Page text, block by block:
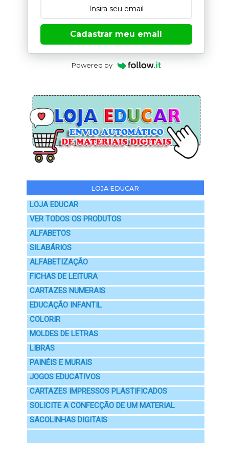
Cadastrar meu email
Powered by
LOJA EDUCAR
LOJA EDUCAR
VER TODOS OS PRODUTOS
ALFABETOS
SILABÁRIOS
ALFABETIZAÇÃO
FICHAS DE LEITURA
CARTAZES NUMERAIS
EDUCAÇÃO INFANTIL
COLORIR
MOLDES DE LETRAS
LIBRAS
PAINÉIS E MURAIS
JOGOS EDUCATIVOS
CARTAZES IMPRESSOS PLASTIFICADOS
SOLICITE A CONFECÇÃO DE UM MATERIAL
SACOLINHAS DIGITAIS